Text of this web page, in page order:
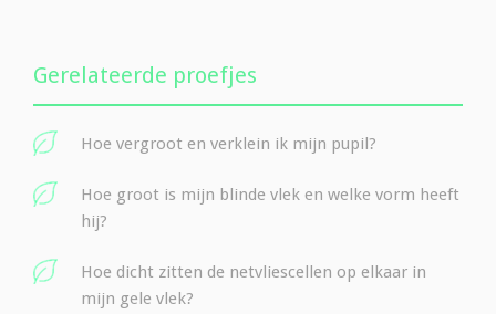
Gerelateerde proefjes
Hoe vergroot en verklein ik mijn pupil?
Hoe groot is mijn blinde vlek en welke vorm heeft
hij?
Hoe dicht zitten de netvliescellen op elkaar in
mijn gele vlek?